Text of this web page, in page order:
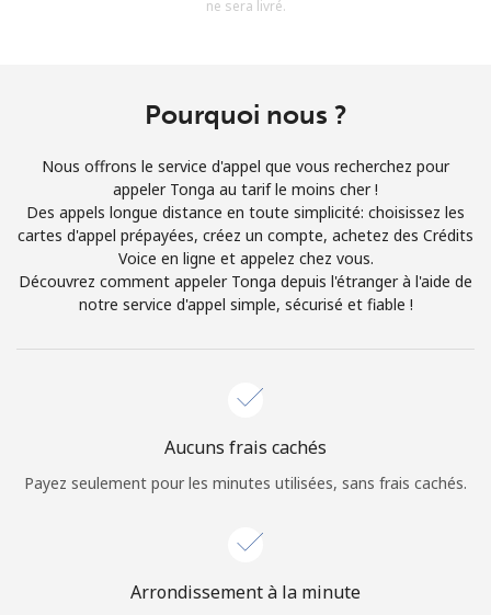
Bonjour!
Identifiez-vous ou INSCRIVEZ-VOUS →
Login
ne sera livré.
Pourquoi nous ?
Nous offrons le service d'appel que vous recherchez pour
appeler Tonga au tarif le moins cher !
Des appels longue distance en toute simplicité: choisissez les
cartes d'appel prépayées, créez un compte, achetez des Crédits
Voice en ligne et appelez chez vous.
Découvrez comment appeler Tonga depuis l'étranger à l'aide de
notre service d'appel simple, sécurisé et fiable !
Aucuns frais cachés
Payez seulement pour les minutes utilisées, sans frais cachés.
Arrondissement à la minute